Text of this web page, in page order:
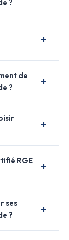
?
de
?
RGE
ses
?